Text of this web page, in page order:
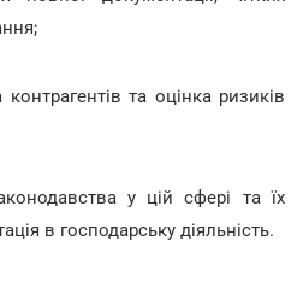
та оцінка ризиків
у цій сфері та їх
в господарську діяльність.